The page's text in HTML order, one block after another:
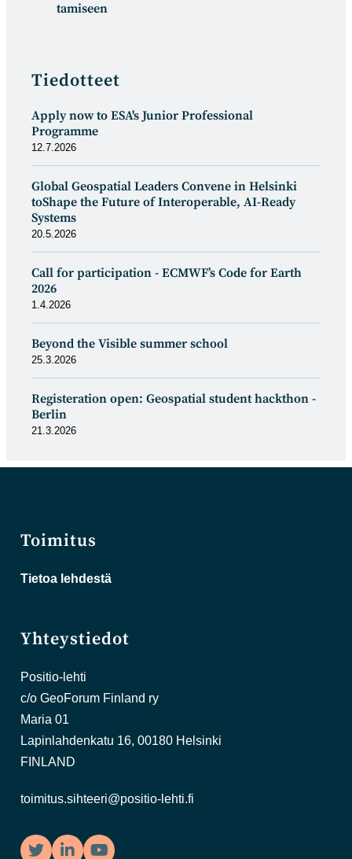
tamiseen
Tiedotteet
Apply now to ESA's Junior Professional
Programme
12.7.2026
Global Geospatial Leaders Convene in Helsinki
toShape the Future of Interoperable, AI-Ready
Systems
20.5.2026
Call for participation - ECMWF’s Code for Earth
2026
1.4.2026
Beyond the Visible summer school
25.3.2026
Registeration open: Geospatial student hackthon -
Berlin
21.3.2026
Toimitus
Tietoa lehdestä
Yhteystiedot
Positio-lehti
c/o GeoForum Finland ry
Maria 01
Lapinlahdenkatu 16, 00180 Helsinki
FINLAND
toimitus.sihteeri@positio-lehti.fi
TwitterLinkedInYouTube